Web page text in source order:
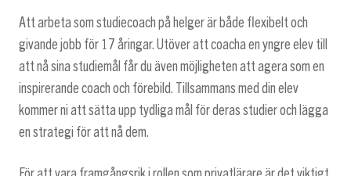
Att arbeta som studiecoach på helger är både flexibelt och
givande jobb för 17 åringar. Utöver att coacha en yngre elev till
att nå sina studiemål får du även möjligheten att agera som en
inspirerande coach och förebild. Tillsammans med din elev
kommer ni att sätta upp tydliga mål för deras studier och lägga
en strategi för att nå dem.